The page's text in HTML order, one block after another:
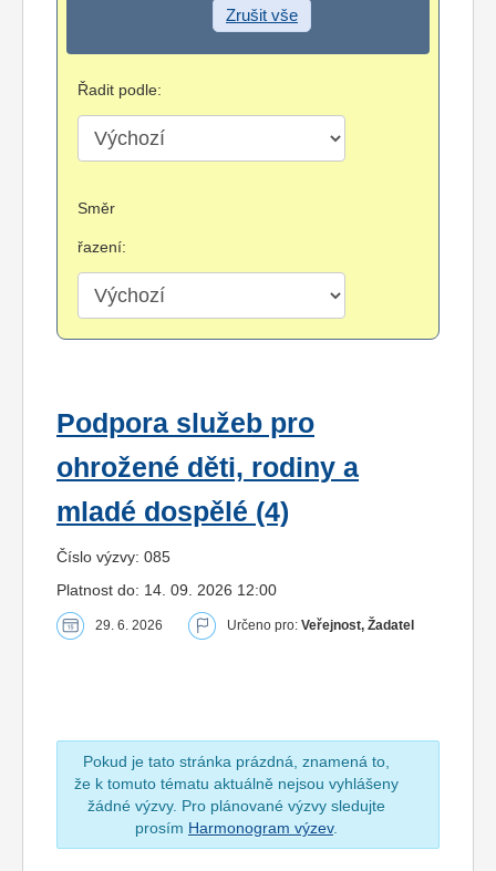
Zrušit vše
Řadit podle:
Směr
řazení:
Podpora služeb pro
ohrožené děti, rodiny a
mladé dospělé (4)
Číslo výzvy: 085
Platnost do: 14. 09. 2026 12:00
29. 6. 2026 Určeno pro: Veřejnost, Žadatel
Pokud je tato stránka prázdná, znamená to,
že k tomuto tématu aktuálně nejsou vyhlášeny
žádné výzvy. Pro plánované výzvy sledujte
prosím Harmonogram výzev.